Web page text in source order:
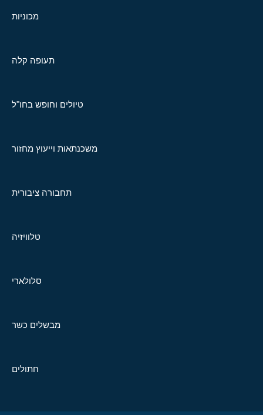
מכוניות
תעופה קלה
טיולים וחופש בחו"ל
משכנתאות וייעוץ מחזור
תחבורה ציבורית
טלוויזיה
סלולארי
מבשלים כשר
חתולים